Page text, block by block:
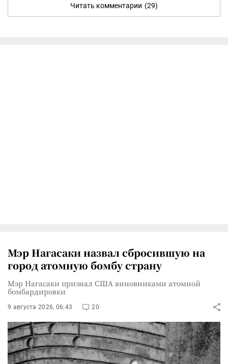
Читать комментарии (29)
Мэр Нагасаки назвал сбросившую на
город атомную бомбу страну
Мэр Нагасаки признал США виновниками атомной
бомбардировки
9 августа 2026, 06:43 20